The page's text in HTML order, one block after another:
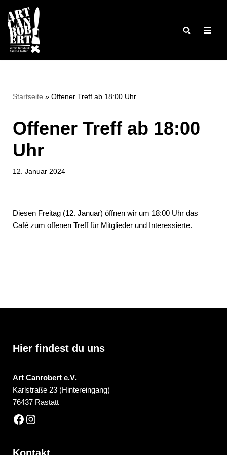
Zum
Inhalt
springen
Startseite » Offener Treff ab 18:00 Uhr
Offener Treff ab 18:00
Uhr
12. Januar 2024
Diesen Freitag (12. Januar) öffnen wir um 18:00 Uhr das
Café zum offenen Treff für Mitglieder und Interessierte.
Hier findest du uns
Art Canrobert e.V.
Karlstraße 23 (Hintereingang)
76437 Rastatt